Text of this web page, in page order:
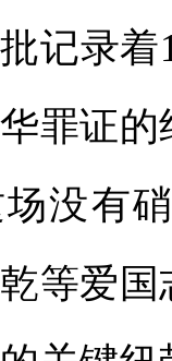
记录着
罪证
没有
等爱